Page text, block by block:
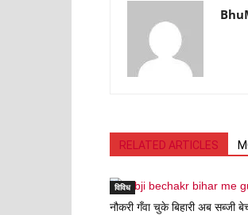
RELATED ARTICLES
विविध
नौकरी गँवा चुके बिहारी अब सब्जी